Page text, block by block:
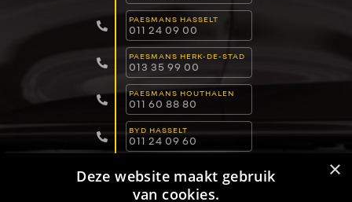
PAESMANS HASSELT
011 24 09 00
PAESMANS HERK-DE-STAD
013 35 99 00
PAESMANS HOUTHALEN
011 60 88 80
BYD HASSELT
011 24 09 60
011 15 04 00 ×
Deze website maakt gebruik
van cookies.